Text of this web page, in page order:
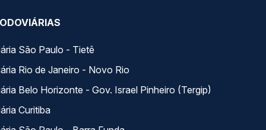
São Paulo - Tietê
Rio de Janeiro - Novo Rio
Belo Horizonte - Gov. Israel Pinheiro (Tergip)
Curitiba